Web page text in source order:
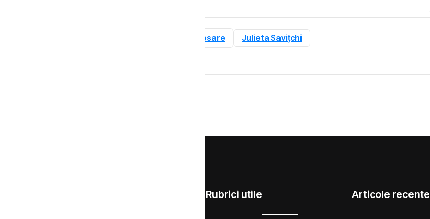
Dosare
Julieta Savițchi
Rubrici utile Articole recente